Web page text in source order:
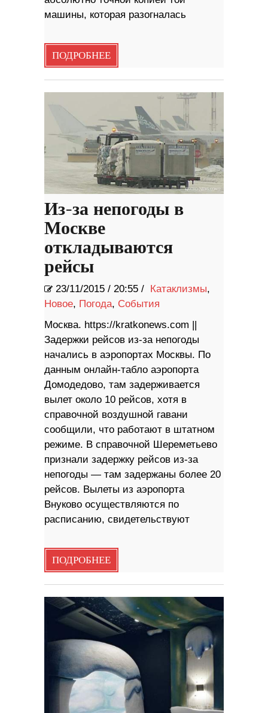
машины, которая разогналась
ПОДРОБНЕЕ
Из-за непогоды в
Москве
откладываются
рейсы
23/11/2015 / 20:55 / Катаклизмы,
Новое, Погода, События
Москва. https://kratkonews.com ||
Задержки рейсов из-за непогоды
начались в аэропортах Москвы. По
данным онлайн-табло аэропорта
Домодедово, там задерживается
вылет около 10 рейсов, хотя в
справочной воздушной гавани
сообщили, что работают в штатном
режиме. В справочной Шереметьево
признали задержку рейсов из-за
непогоды — там задержаны более 20
рейсов. Вылеты из аэропорта
Внуково осуществляются по
расписанию, свидетельствуют
ПОДРОБНЕЕ